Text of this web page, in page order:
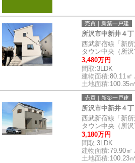
売買｜新築一戸建
所沢市中新井４
西武新宿線「新
タウン中央（所
3,480万円
間取:3LDK
建物面積:80.11㎡
土地面積:100.35
売買｜新築一戸建
所沢市中新井４
西武新宿線「新
タウン中央（所
3,180万円
間取:3LDK
建物面積:79.90㎡
土地面積:100.23